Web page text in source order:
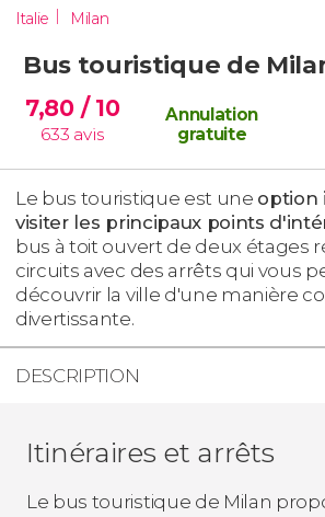
Italie Milan
Bus touristique de
7,80 / 10
633 avis
Annulation
gratuite
Le bus touristique est une option
visiter les principaux points
bus à toit ouvert de deux étages
circuits avec des arrêts qui vous
découvrir la ville d'une manière
divertissante.
DESCRIPTION
Itinéraires et arrêts
Le bus touristique de Milan